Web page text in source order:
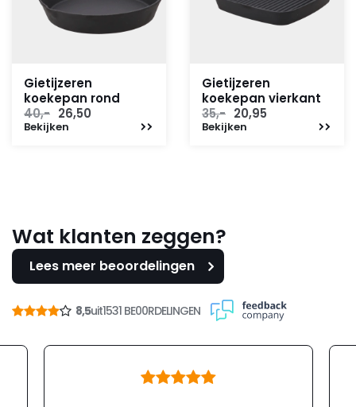
Gietijzeren
koekepan rond
40,- Oorspronkelijke
prijs
26,50
Bekijken
Gietijzeren
koekepan vierkant
35,- Oorspronkelijke
prijs
20,95
Bekijken
Wat klanten zeggen?
Lees meer beoordelingen
8,5uit1531 BE00RDELINGEN